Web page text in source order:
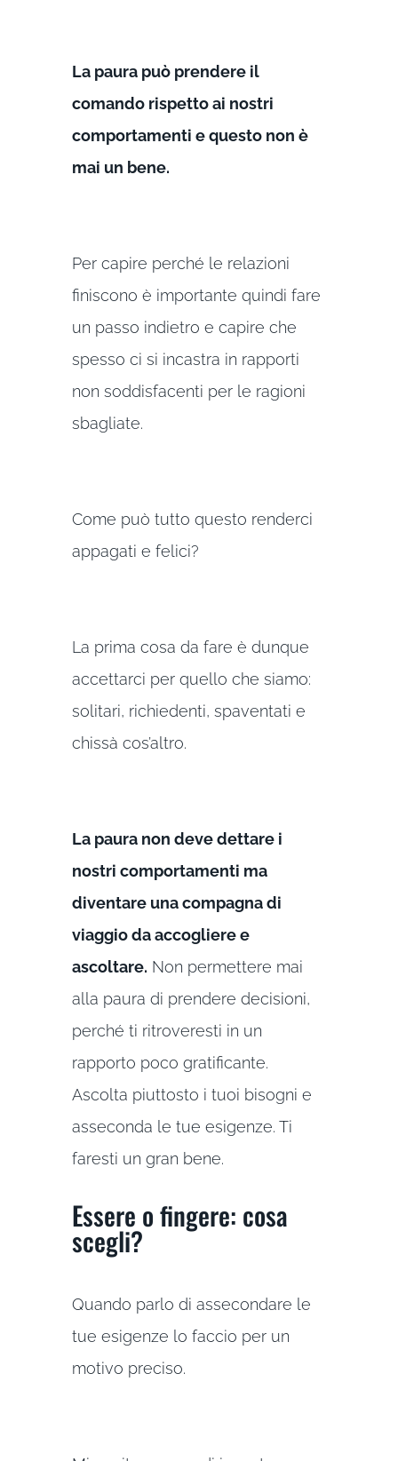
La paura può prendere il
comando rispetto ai nostri
comportamenti e questo non è
mai un bene.
Per capire perché le relazioni
finiscono è importante quindi fare
un passo indietro e capire che
spesso ci si incastra in rapporti
non soddisfacenti per le ragioni
sbagliate.
Come può tutto questo renderci
appagati e felici?
La prima cosa da fare è dunque
accettarci per quello che siamo:
solitari, richiedenti, spaventati e
chissà cos’altro.
La paura non deve dettare i
nostri comportamenti ma
diventare una compagna di
viaggio da accogliere e
ascoltare. Non permettere mai
alla paura di prendere decisioni,
perché ti ritroveresti in un
rapporto poco gratificante.
Ascolta piuttosto i tuoi bisogni e
asseconda le tue esigenze. Ti
faresti un gran bene.
Essere o fingere: cosa
scegli?
Quando parlo di assecondare le
tue esigenze lo faccio per un
motivo preciso.